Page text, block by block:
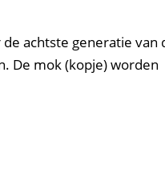
achtste generatie van
De mok (kopje) worden